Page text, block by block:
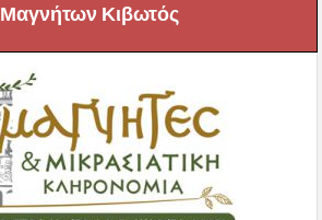
Μαγνήτων Κιβωτός